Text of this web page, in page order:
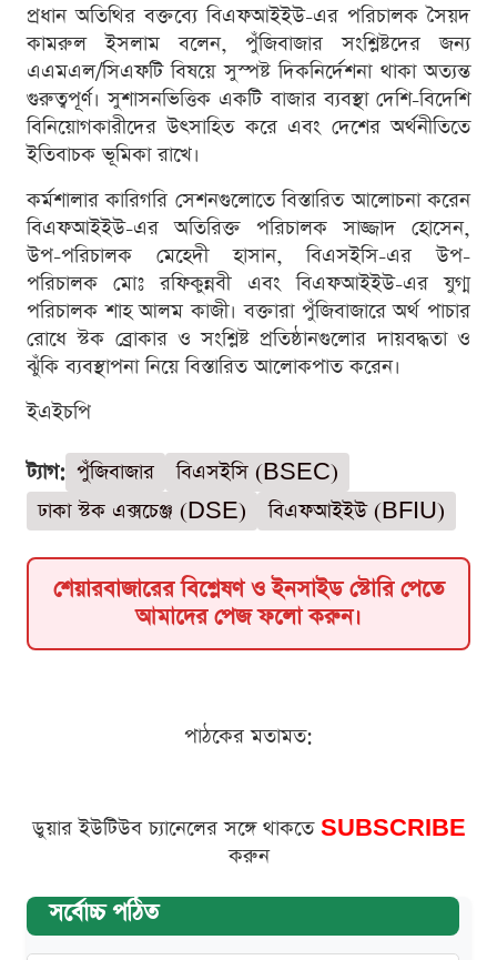
প্রধান অতিথির বক্তব্যে বিএফআইইউ-এর পরিচালক সৈয়দ
কামরুল ইসলাম বলেন, পুঁজিবাজার সংশ্লিষ্টদের জন্য
এএমএল/সিএফটি বিষয়ে সুস্পষ্ট দিকনির্দেশনা থাকা অত্যন্ত
গুরুত্বপূর্ণ। সুশাসনভিত্তিক একটি বাজার ব্যবস্থা দেশি-বিদেশি
বিনিয়োগকারীদের উৎসাহিত করে এবং দেশের অর্থনীতিতে
ইতিবাচক ভূমিকা রাখে।
কর্মশালার কারিগরি সেশনগুলোতে বিস্তারিত আলোচনা করেন
বিএফআইইউ-এর অতিরিক্ত পরিচালক সাজ্জাদ হোসেন,
উপ-পরিচালক মেহেদী হাসান, বিএসইসি-এর উপ-
পরিচালক মোঃ রফিকুন্নবী এবং বিএফআইইউ-এর যুগ্ম
পরিচালক শাহ আলম কাজী। বক্তারা পুঁজিবাজারে অর্থ পাচার
রোধে স্টক ব্রোকার ও সংশ্লিষ্ট প্রতিষ্ঠানগুলোর দায়বদ্ধতা ও
ঝুঁকি ব্যবস্থাপনা নিয়ে বিস্তারিত আলোকপাত করেন।
ইএইচপি
ট্যাগ: পুঁজিবাজার
বিএসইসি (BSEC)
ঢাকা স্টক এক্সচেঞ্জ (DSE)
বিএফআইইউ (BFIU)
শেয়ারবাজারের বিশ্লেষণ ও ইনসাইড স্টোরি পেতে
আমাদের পেজ ফলো করুন।
পাঠকের মতামত:
ডুয়ার ইউটিউব চ্যানেলের সঙ্গে থাকতে SUBSCRIBE
করুন
সর্বোচ্চ পঠিত